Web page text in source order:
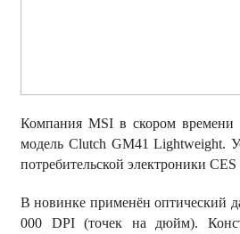
Компания MSI в скором
модель Clutch GM41 Lightweight.
потребительской электроники
В новинке применён оптический
000 DPI (точек на дюйм).